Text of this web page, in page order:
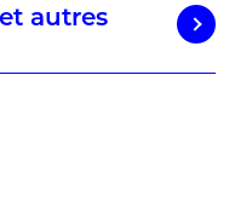
autres